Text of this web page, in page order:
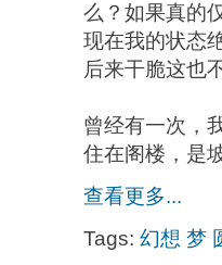
么？如果真的
现在我的状态
后来干脆这也
曾经有一次，
住在阁楼，是
查看更多...
Tags: 幻想 梦